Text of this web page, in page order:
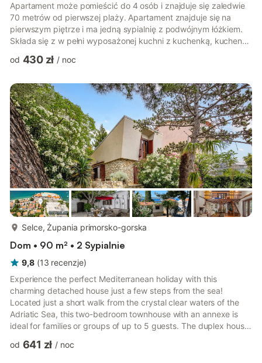
Apartament może pomieścić do 4 osób i znajduje się zaledwie
70 metrów od pierwszej plaży. Apartament znajduje się na
pierwszym piętrze i ma jedną sypialnię z podwójnym łóżkiem.
Składa się z w pełni wyposażonej kuchni z kuchenką, kuchenką
kawy, jadalnią i salonem, łazienką z prysznicem, pralką i
balkonu z widokiem na ogród. Miejscowość Selce położona jest
w malowniczej zatoce w pobliżu Crikvenicy, w jednej z
najbardziej zróżnico...
od 430 zł / noc
Selce, Żupania primorsko-gorska
Dom • 90 m² • 2 Sypialnie
9,8 (13 recenzje)
Experience the perfect Mediterranean holiday with this
charming detached house just a few steps from the sea!
Located just a short walk from the crystal clear waters of the
Adriatic Sea, this two-bedroom townhouse with an annexe is
ideal for families or groups of up to 5 guests. The duplex house
private garden, outside BBQ with dining and the fully-equipped
od 641 zł / noc